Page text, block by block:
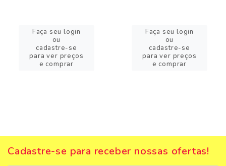
Faça seu login
ou
cadastre-se
para ver preços
e comprar
Faça seu login
ou
cadastre-se
para ver preços
e comprar
Cadastre-se para receber nossas ofertas!